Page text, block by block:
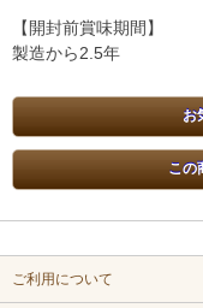
【開封前賞味期間】
製造から2.5年
ご利用について